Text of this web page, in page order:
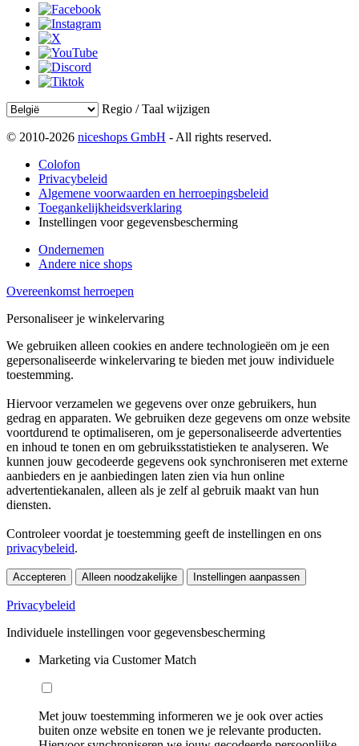
Regio / Taal wijzigen
© 2010-2026 niceshops GmbH - All rights reserved.
Colofon
Privacybeleid
Algemene voorwaarden en herroepingsbeleid
Toegankelijkheidsverklaring
Instellingen voor gegevensbescherming
Ondernemen
Andere nice shops
Overeenkomst herroepen
Personaliseer je winkelervaring
We gebruiken alleen cookies en andere technologieën om je een
gepersonaliseerde winkelervaring te bieden met jouw individuele
toestemming.
Hiervoor verzamelen we gegevens over onze gebruikers, hun
gedrag en apparaten. We gebruiken deze gegevens om onze website
voortdurend te optimaliseren, om je gepersonaliseerde advertenties
en inhoud te tonen en om gebruiksstatistieken te analyseren. We
kunnen jouw gecodeerde gegevens ook synchroniseren met externe
aanbieders en je aanbiedingen laten zien via hun online
advertentiekanalen, alleen als je zelf al gebruik maakt van hun
diensten.
Controleer voordat je toestemming geeft de instellingen en ons
privacybeleid.
Accepteren Alleen noodzakelijke Instellingen aanpassen
Privacybeleid
Individuele instellingen voor gegevensbescherming
Marketing via Customer Match
Met jouw toestemming informeren we je ook over acties
buiten onze website en tonen we je relevante producten.